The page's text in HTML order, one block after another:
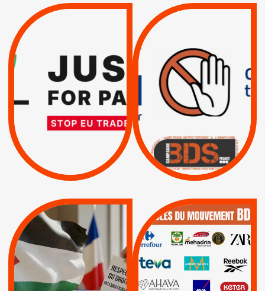
VIOLATIONS DES
SUSPENSION
TOTALE DE
L’ACCORD
D’ASSOCIATION UE-
ISRAËL
| Actus Pétitions
RESPECT DU DROIT
INTERNATIONAL ?
TRUMP, MACRON :
MÊME COMBAT
| Actus |
| Boycott militaire |
Lettres d'interpellation
MUNICIPALES 2026 :
JE VOTE POUR LE
RESPECT DU DROIT
INTERNATIONAL EN
PALESTINE
QUE BOYCOTTER ?
BOYCOTT /
AXA BNP | CAF |
Carrefour | HP |